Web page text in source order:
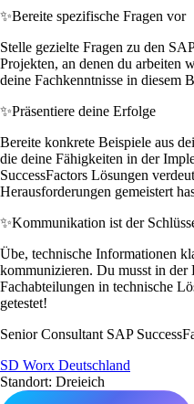
✨Bereite spezifische Fragen vor
Stelle gezielte Fragen zu den
Projekten, an denen du arbeiten
deine Fachkenntnisse in diesem
✨Präsentiere deine Erfolge
Bereite konkrete Beispiele aus
die deine Fähigkeiten in der
SuccessFactors Lösungen
Herausforderungen gemeistert
✨Kommunikation ist der
Übe, technische Informationen
kommunizieren. Du musst in
Fachabteilungen in technische
getestet!
Senior Consultant SAP
SD Worx Deutschland
Standort: Dreieich